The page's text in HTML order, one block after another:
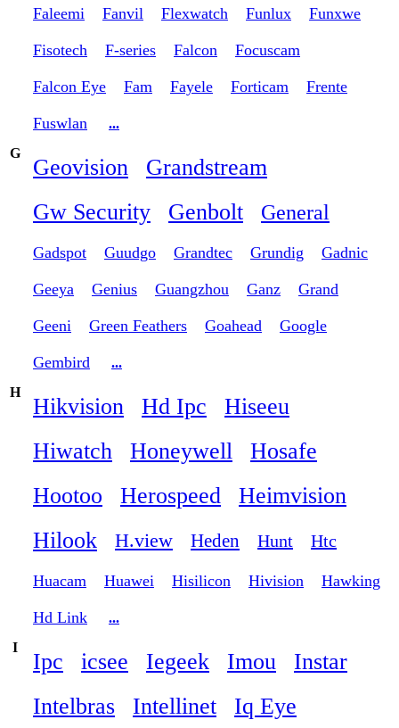
Faleemi Fanvil Flexwatch Funlux Funxwe
Fisotech F-series Falcon Focuscam
Falcon Eye Fam Fayele Forticam Frente
Fuswlan
...
G
Geovision
Grandstream
Gw Security
Genbolt General
Gadspot Guudgo Grandtec Grundig Gadnic
Geeya Genius Guangzhou Ganz Grand
Geeni Green Feathers Goahead Google
Gembird
...
H
Hikvision Hd Ipc
Hiseeu
Hiwatch
Honeywell
Hosafe
Hootoo
Herospeed
Heimvision
Hilook
H.view Heden Hunt Htc
Huacam Huawei Hisilicon Hivision Hawking
Hd Link
...
I
Ipc icsee Iegeek Imou
Instar
Intelbras
Intellinet
Iq Eye